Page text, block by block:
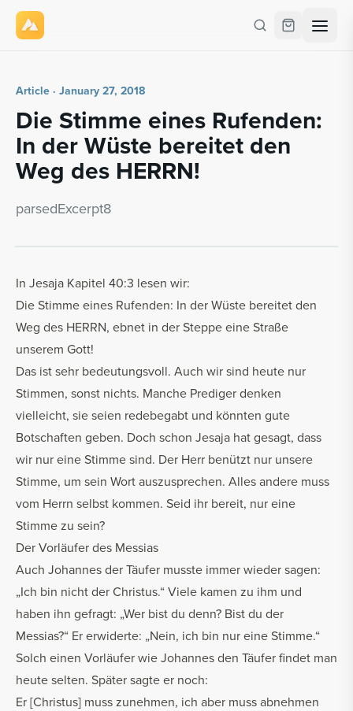
Article · January 27, 2018
Die Stimme eines Rufend­en:
In der Wüste bere­it­et den
Weg des HERRN!
parsedEx­cerpt8
In Jesaja Kapitel 40:3 lesen wir:
Die Stimme eines Rufenden: In der Wüste bereitet den
Weg des HERRN, ebnet in der Steppe eine Straße
unserem Gott!
Das ist sehr bedeutungsvoll. Auch wir sind heute nur
Stimmen, sonst nichts. Manche Prediger denken
vielleicht, sie seien redebegabt und könnten gute
Botschaften geben. Doch schon Jesaja hat gesagt, dass
wir nur eine Stimme sind. Der Herr benützt nur unsere
Stimme, um sein Wort auszusprechen. Alles andere muss
vom Herrn selbst kommen. Seid ihr bereit, nur eine
Stimme zu sein?
Der Vorläufer des Messias
Auch Johannes der Täufer musste immer wieder sagen:
„Ich bin nicht der Christus.“ Viele kamen zu ihm und
haben ihn gefragt: „Wer bist du denn? Bist du der
Messias?“ Er erwiderte: „Nein, ich bin nur eine Stimme.“
Solch einen Vorläufer wie Johannes den Täufer findet man
heute selten. Später sagte er noch:
Er [Christus] muss zunehmen, ich aber muss abnehmen